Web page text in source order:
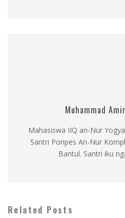
Muhammad
Mahasiswa IIQ an-Nur
Santri Ponpes An-Nur
Bantul. Santri iku
Related Posts